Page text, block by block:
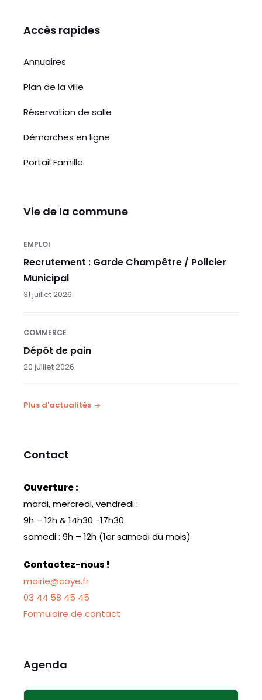
Accès rapides
Annuaires
Plan de la ville
Réservation de salle
Démarches en ligne
Portail Famille
Vie de la commune
EMPLOI
Recrutement : Garde Champêtre / Policier
Municipal
31 juillet 2026
COMMERCE
Dépôt de pain
20 juillet 2026
Plus d'actualités
Contact
Ouverture :
mardi, mercredi, vendredi :
9h – 12h & 14h30 -17h30
samedi : 9h – 12h (1er samedi du mois)
Contactez-nous !
mairie@coye.fr
03 44 58 45 45
Formulaire de contact
Agenda